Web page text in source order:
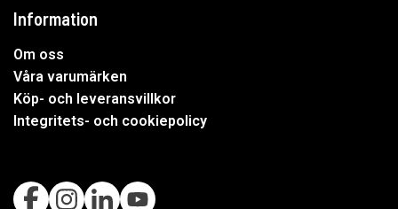
Information
Om oss
Våra varumärken
Köp- och leveransvillkor
Integritets- och cookiepolicy